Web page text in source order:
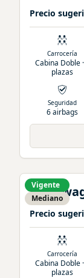
Precio
Carrocería
Cabina Doble
plazas
Seguridad
6 airbags
Vigente
Mediano
Precio
Carrocería
Cabina Doble
plazas